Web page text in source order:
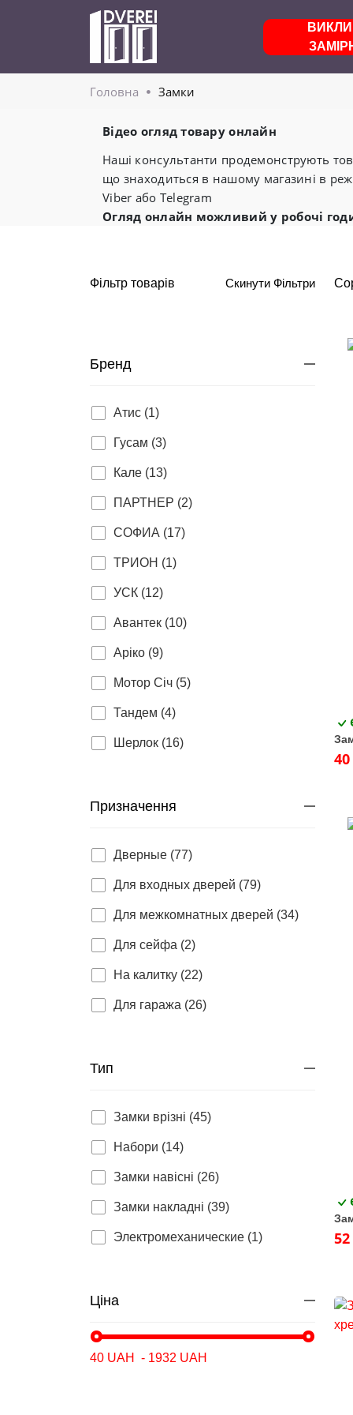
Головнa Замки
Відео огляд товару онлайн
Наші консультанти продемонструють
що знаходиться в нашому магазині в
Viber або Telegram
Огляд онлайн можливий у робочі
Фільтр товарів Скинути Фільтри
Бренд
Атис (1)
Гусам (3)
Кале (13)
ПАРТНEР (2)
СОФИА (17)
ТРИОН (1)
УСК (12)
Авантек (10)
Аріко (9)
Мотор Січ (5)
Тандем (4)
Шерлок (16)
Призначення
Дверные (77)
Для входных дверей (79)
Для межкомнатных дверей (34)
Для сейфа (2)
На калитку (22)
Для гаража (26)
Тип
Замки врізні (45)
Набори (14)
Замки навісні (26)
Замки накладні (39)
Электромеханические (1)
Ціна